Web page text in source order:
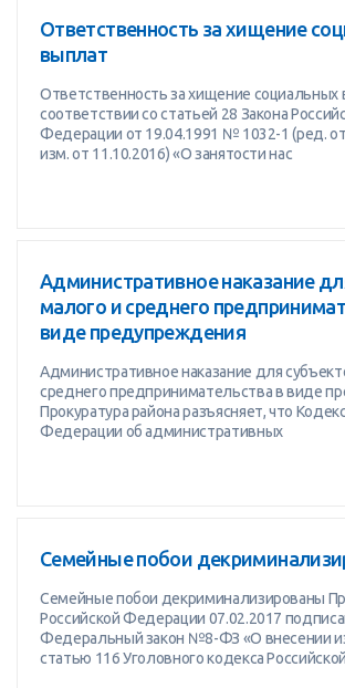
Ответственность за хищение
выплат
Ответственность за хищение социальных
соответствии со статьей 28 Закона
Федерации от 19.04.1991 № 1032-1 (ред. от
изм. от 11.10.2016) «О занятости нас
Административное наказание
малого и среднего
виде предупреждения
Административное наказание для
среднего предпринимательства в виде
Прокуратура района разъясняет, что
Федерации об административных
Семейные побои
Семейные побои декриминализированы
Российской Федерации 07.02.2017
Федеральный закон №8-ФЗ «О внесении
статью 116 Уголовного кодекса